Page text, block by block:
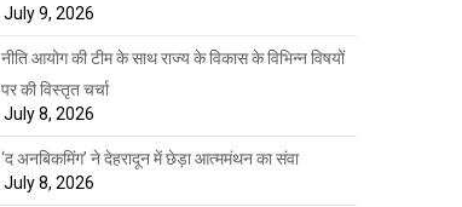
July 9, 2026
नीति आयोग की टीम के साथ राज्य के विकास के विभिन्न विषयों
पर की विस्तृत चर्चा
July 8, 2026
‘द अनबिकमिंग’ ने देहरादून में छेड़ा आत्ममंथन का संवा
July 8, 2026